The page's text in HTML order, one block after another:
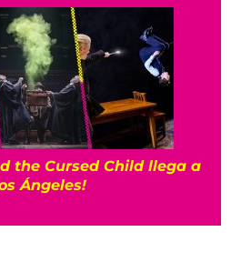
the Cursed Child llega a
Ángeles!